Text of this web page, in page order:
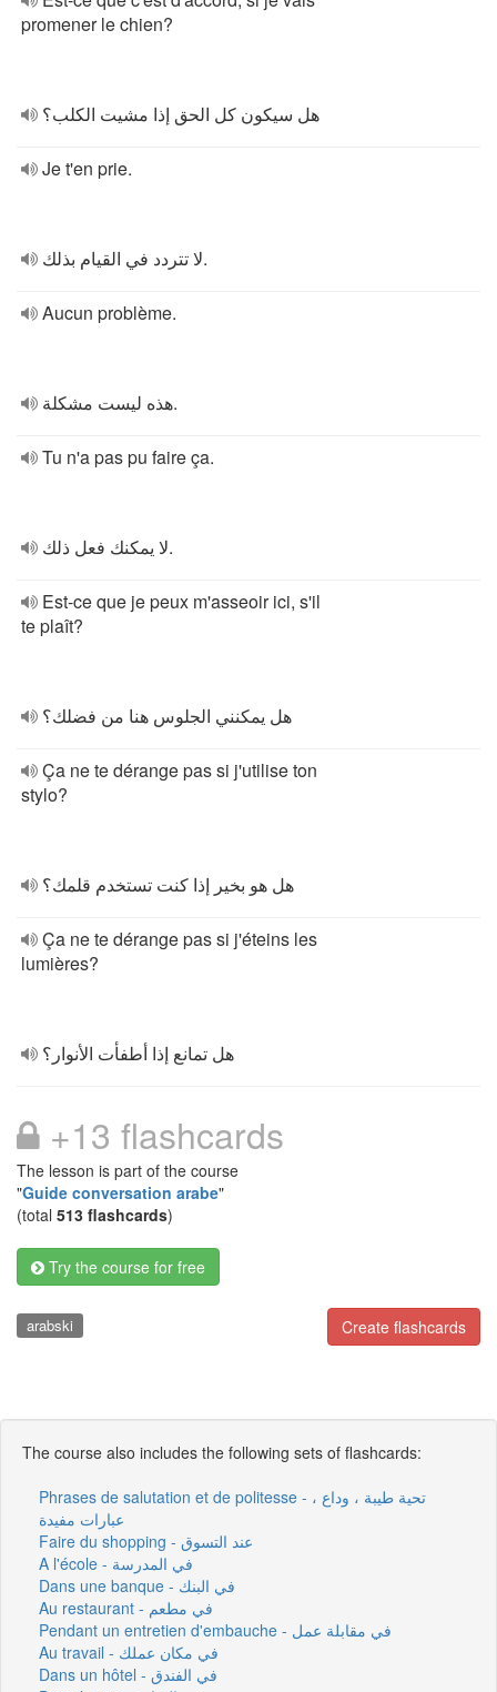
promener le chien?
هل سيكون كل الحق إذا مشيت الكلب؟
Je t'en prie.
لا تتردد في القيام بذلك.
Aucun problème.
هذه ليست مشكلة.
Tu n'a pas pu faire ça.
لا يمكنك فعل ذلك.
Est-ce que je peux m'asseoir ici, s'il
te plaît?
هل يمكنني الجلوس هنا من فضلك؟
Ça ne te dérange pas si j'utilise ton
stylo?
هل هو بخير إذا كنت تستخدم قلمك؟
Ça ne te dérange pas si j'éteins les
lumières?
هل تمانع إذا أطفأت الأنوار؟
+13 flashcards
The lesson is part of the course
"Guide conversation arabe"
(total 513 flashcards)
Try the course for free
Create flashcards
arabski
The course also includes the following sets of flashcards:
Phrases de salutation et de politesse - تحية طيبة ، وداع ،
عبارات مفيدة
Faire du shopping - عند التسوق
A l'école - في المدرسة
Dans une banque - في البنك
Au restaurant - في مطعم
Pendant un entretien d'embauche - في مقابلة عمل
Au travail - في مكان عملك
Dans un hôtel - في الفندق